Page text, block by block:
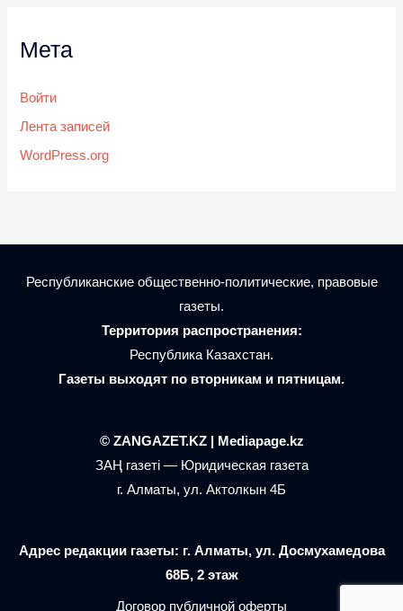
Мета
Войти
Лента записей
WordPress.org
Республиканские общественно-политические, правовые
газеты.
Территория распространения:
Республика Казахстан.
Газеты выходят по вторникам и пятницам.
© ZANGAZET.KZ | Mediapage.kz
ЗАҢ газеті — Юридическая газета
г. Алматы, ул. Актолкын 4Б
Адрес редакции газеты: г. Алматы, ул. Досмухамедова
68Б, 2 этаж
Договор публичной оферты